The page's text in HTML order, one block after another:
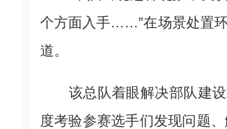
个方面入手……”在场景处置
道。
该总队着眼解决部队建设
度考验参赛选手们发现问题